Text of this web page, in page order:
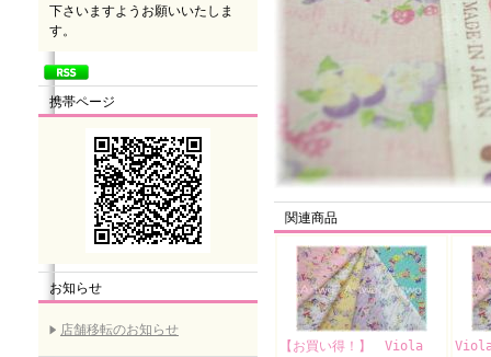
下さいますようお願いいたしま
す。
携帯ページ
お知らせ
店舗移転のお知らせ
関連商品
【お買い得！】 Viola